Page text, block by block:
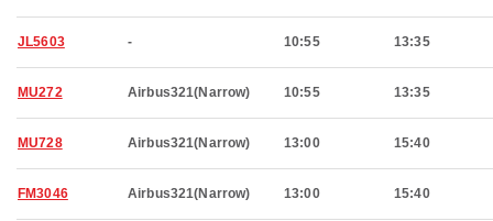
JL5603 - 10:55 13:35
MU272 Airbus321(Narrow) 10:55 13:35
MU728 Airbus321(Narrow) 13:00 15:40
FM3046 Airbus321(Narrow) 13:00 15:40